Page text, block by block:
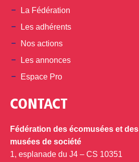
La Fédération
Les adhérents
Nos actions
Les annonces
Espace Pro
CONTACT
Fédération des écomusées et des
musées de société
1, esplanade du J4 – CS 10351